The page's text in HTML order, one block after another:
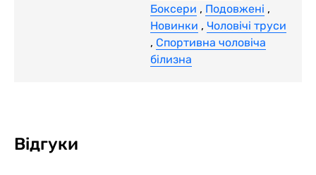
Боксери , Подовжені ,
Новинки , Чоловічі труси
, Спортивна чоловіча
білизна
Відгуки